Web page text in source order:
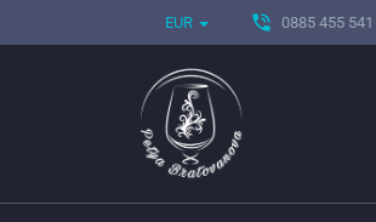
EUR phone_in_talk 0885 455 541